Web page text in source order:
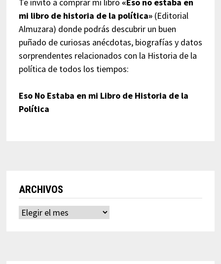
mi libro de historia de la política»(Editorial
Almuzara) donde podrás descubrir un buen
puñado de curiosas anécdotas, biografías y datos
sorprendentes relacionados con la Historia de la
política de todos los tiempos:
Eso No Estaba en mi Libro de Historia de la
Política
ARCHIVOS
Archivos